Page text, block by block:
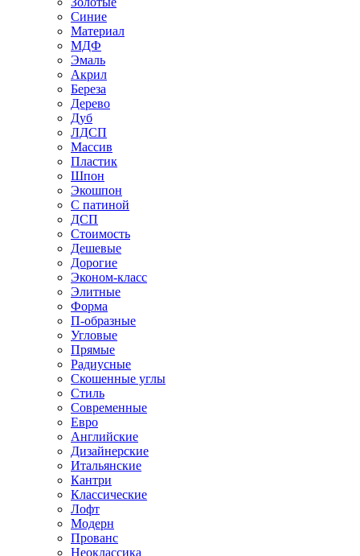
Синие
Материал
МДФ
Эмаль
Акрил
Береза
Дерево
Дуб
ЛДСП
Массив
Пластик
Шпон
Экошпон
С патиной
ДСП
Стоимость
Дешевые
Дорогие
Эконом-класс
Элитные
Форма
П-образные
Угловые
Прямые
Радиусные
Скошенные углы
Стиль
Современные
Евро
Английские
Дизайнерские
Итальянские
Кантри
Классические
Лофт
Модерн
Прованс
Неоклассика